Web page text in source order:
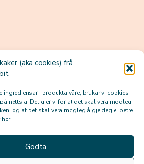
(aka cookies) frå
ingrediensar i produkta våre, brukar vi cookies
nettsia. Det gjer vi for at det skal vera mogleg
og at det skal vera mogleg å gje deg ei betre
Godta